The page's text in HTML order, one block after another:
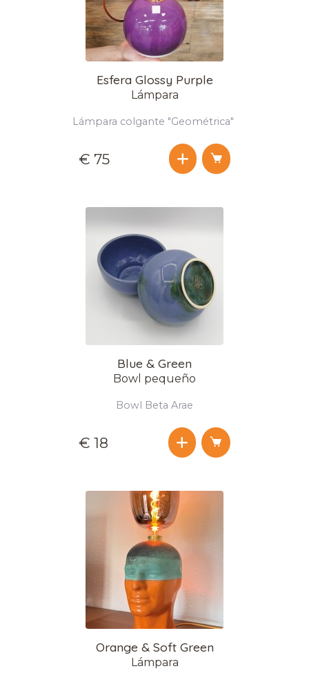
Esfera Glossy Purple
Lámpara
Lámpara colgante "Geométrica"
€ 75
Blue & Green
Bowl pequeño
Bowl Beta Arae
€ 18
Orange & Soft Green
Lámpara